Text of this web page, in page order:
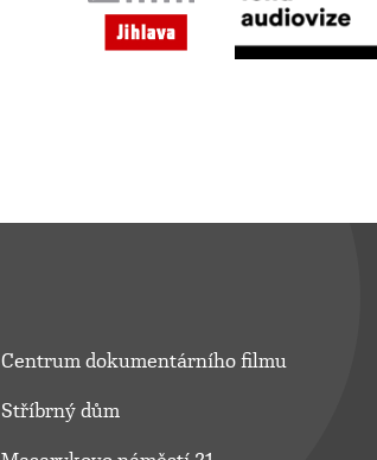
Centrum dokumentárního filmu
Stříbrný dům